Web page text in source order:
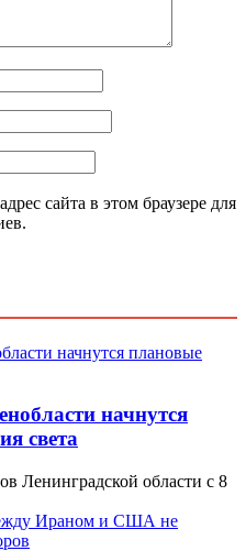
сайта в этом браузере для
начнутся
света
Ленинградской области с 8